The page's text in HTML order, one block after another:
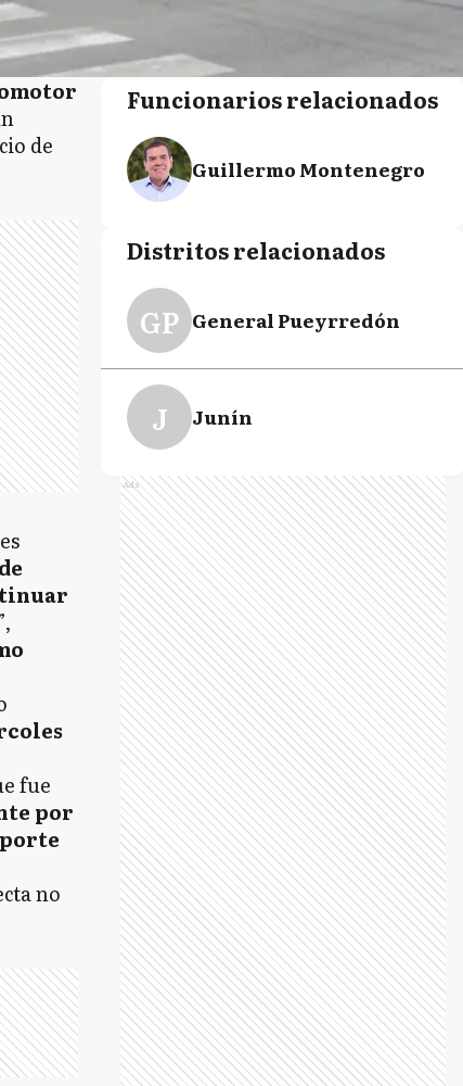
de
fue
por
no
Funcionarios relacionados
Guillermo Montenegro
Distritos relacionados
GP General Pueyrredón
J Junín
Ads